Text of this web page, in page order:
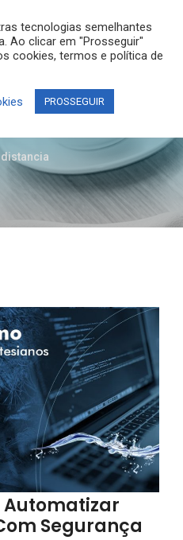
Automatizar
Segurança
tecnologias semelhantes
Ao clicar em "Prosseguir"
cookies, termos e política de
PROSSEGUIR